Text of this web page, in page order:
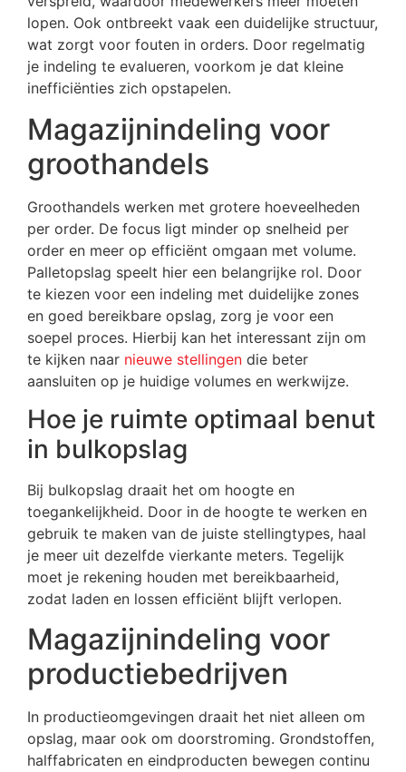
lopen. Ook ontbreekt vaak een duidelijke structuur,
wat zorgt voor fouten in orders. Door regelmatig
je indeling te evalueren, voorkom je dat kleine
inefficiënties zich opstapelen.
Magazijnindeling voor
groothandels
Groothandels werken met grotere hoeveelheden
per order. De focus ligt minder op snelheid per
order en meer op efficiënt omgaan met volume.
Palletopslag speelt hier een belangrijke rol. Door
te kiezen voor een indeling met duidelijke zones
en goed bereikbare opslag, zorg je voor een
soepel proces. Hierbij kan het interessant zijn om
te kijken naar nieuwe stellingen die beter
aansluiten op je huidige volumes en werkwijze.
Hoe je ruimte optimaal benut
in bulkopslag
Bij bulkopslag draait het om hoogte en
toegankelijkheid. Door in de hoogte te werken en
gebruik te maken van de juiste stellingtypes, haal
je meer uit dezelfde vierkante meters. Tegelijk
moet je rekening houden met bereikbaarheid,
zodat laden en lossen efficiënt blijft verlopen.
Magazijnindeling voor
productiebedrijven
In productieomgevingen draait het niet alleen om
opslag, maar ook om doorstroming. Grondstoffen,
halffabricaten en eindproducten bewegen continu